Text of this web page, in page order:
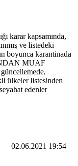
karar kapsamında,
ve listedeki
boyunca karantinada
MUAF
ülkeler listesinden
edenler
02.06.2021 19:54